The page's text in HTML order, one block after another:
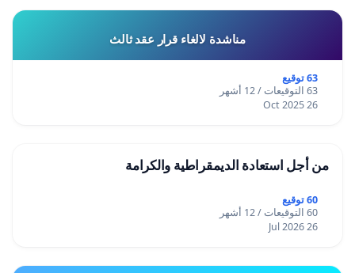
مناشدة لالغاء قرار عقد ثالث
63 توقيع
63 التوقيعات / 12 أشهر
26 Oct 2025
من أجل استعادة الديمقراطية والكرامة
60 توقيع
60 التوقيعات / 12 أشهر
26 Jul 2026